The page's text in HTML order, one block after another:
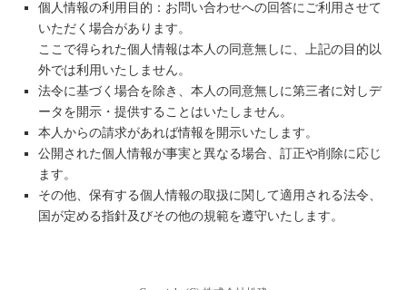
個人情報の利用目的：お問い合わせへの回答にご利用させて
いただく場合があります。
ここで得られた個人情報は本人の同意無しに、上記の目的以
外では利用いたしません。
法令に基づく場合を除き、本人の同意無しに第三者に対しデ
ータを開示・提供することはいたしません。
本人からの請求があれば情報を開示いたします。
公開された個人情報が事実と異なる場合、訂正や削除に応じ
ます。
その他、保有する個人情報の取扱に関して適用される法令、
国が定める指針及びその他の規範を遵守いたします。